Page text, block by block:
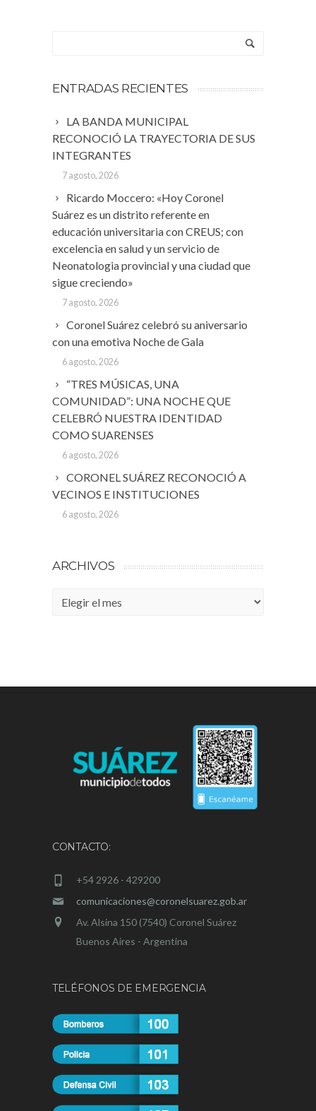
ENTRADAS RECIENTES
LA BANDA MUNICIPAL
RECONOCIÓ LA TRAYECTORIA DE SUS
INTEGRANTES
7 agosto, 2026
Ricardo Moccero: «Hoy Coronel
Suárez es un distrito referente en
educación universitaria con CREUS; con
excelencia en salud y un servicio de
Neonatologia provincial y una ciudad que
sigue creciendo»
7 agosto, 2026
Coronel Suárez celebró su aniversario
con una emotiva Noche de Gala
6 agosto, 2026
“TRES MÚSICAS, UNA
COMUNIDAD”: UNA NOCHE QUE
CELEBRÓ NUESTRA IDENTIDAD
COMO SUARENSES
6 agosto, 2026
CORONEL SUÁREZ RECONOCIÓ A
VECINOS E INSTITUCIONES
6 agosto, 2026
ARCHIVOS
Archivos
CONTACTO:
+54 2926 - 429200
comunicaciones@coronelsuarez.gob.ar
Av. Alsina 150 (7540) Coronel Suárez
Buenos Aires - Argentina
TELÉFONOS DE EMERGENCIA